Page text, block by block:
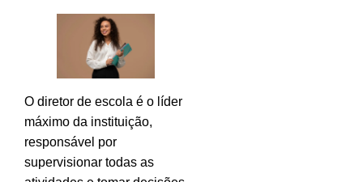
O diretor de escola é o líder
máximo da instituição,
responsável por
supervisionar todas as